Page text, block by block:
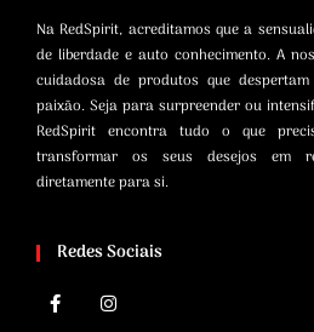
Na RedSpirit, acreditamos que a
de liberdade e auto conhecimento. A
cuidadosa de produtos que
paixão. Seja para surpreender ou
RedSpirit encontra tudo o que
transformar os seus desejos em
diretamente para si.
Redes Sociais